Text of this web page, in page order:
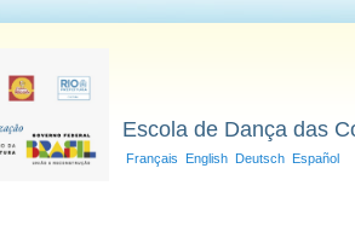
Escola de Dança das
Français English Deutsch Español